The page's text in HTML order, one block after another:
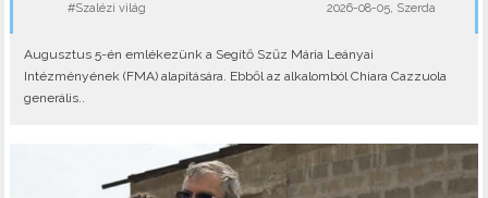
#Szalézi világ 2026-08-05, Szerda
Augusztus 5-én emlékezünk a Segítő Szűz Mária Leányai
Intézményének (FMA) alapítására. Ebből az alkalomból Chiara Cazzuola
generális..